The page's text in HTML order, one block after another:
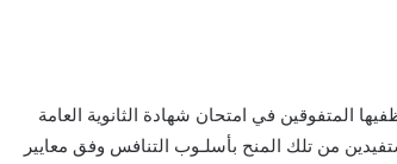
المتفوقين في امتحان شهادة الثانوية العامة
من تلك المنح بأسلـوب التنافس وفق معايير